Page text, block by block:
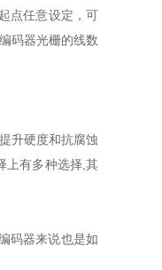
点任意设定，可
码器光栅的线数
升硬度和抗腐蚀
上有多种选择,其
码器来说也是如